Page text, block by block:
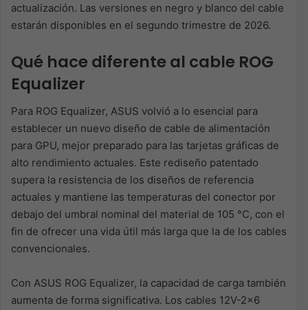
actualización. Las versiones en negro y blanco del cable
estarán disponibles en el segundo trimestre de 2026.
Qué hace diferente al cable ROG
Equalizer
Para ROG Equalizer, ASUS volvió a lo esencial para
establecer un nuevo diseño de cable de alimentación
para GPU, mejor preparado para las tarjetas gráficas de
alto rendimiento actuales. Este rediseño patentado
supera la resistencia de los diseños de referencia
actuales y mantiene las temperaturas del conector por
debajo del umbral nominal del material de 105 °C, con el
fin de ofrecer una vida útil más larga que la de los cables
convencionales.
Con ASUS ROG Equalizer, la capacidad de carga también
aumenta de forma significativa. Los cables 12V-2×6